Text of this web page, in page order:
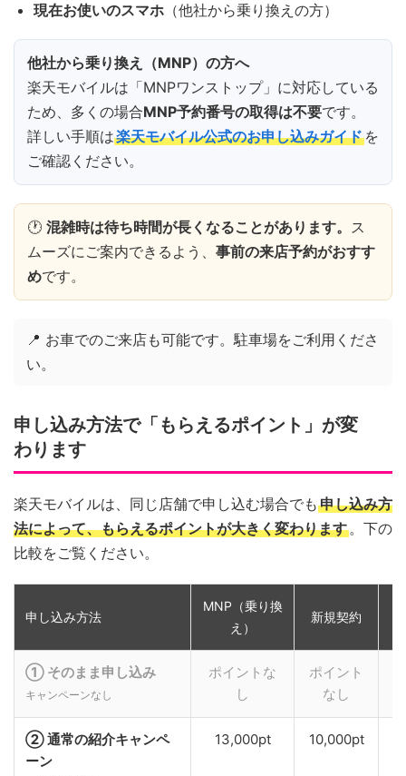
現在お使いのスマホ （他社から乗り換えの方）
他社から乗り換え（MNP）の方へ
楽天モバイルは「MNPワンストップ」に対応している
ため、多くの場合MNP予約番号の取得は不要です。
詳しい手順は楽天モバイル公式のお申し込みガイド を
ご確認ください。
🕐 混雑時は待ち時間が長くなることがあります。 ス
ムーズにご案内できるよう、 事前の来店予約がおすす
めです。
📍 お車でのご来店も可能です。駐車場をご利用くださ
い。
申し込み方法で「もらえるポイント」が変
わります
楽天モバイルは、同じ店舗で申し込む場合でも 申し込み方
法によって、もらえるポイントが大きく変わります。下の
比較をご覧ください。
申し込み方法
MNP（乗り換
え）
新規契約
① そのまま申し込み
キャンペーンなし
ポイントな
し
ポイント
なし
② 通常の紹介キャンペ
ーン
13,000pt 10,000pt